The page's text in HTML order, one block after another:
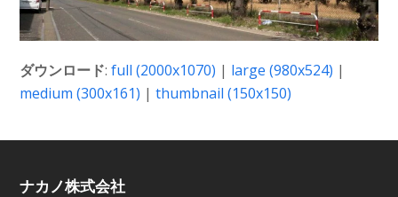
ダウンロード:full (2000x1070) | large (980x524) |
medium (300x161) |thumbnail (150x150)
ナカノ株式会社